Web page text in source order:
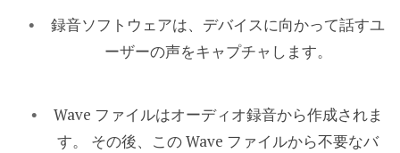
録音ソフトウェアは、デバイスに向かって話すユ
ーザーの声をキャプチャします。
Wave ファイルはオーディオ録音から作成されま
す。 その後、この Wave ファイルから不要なバ